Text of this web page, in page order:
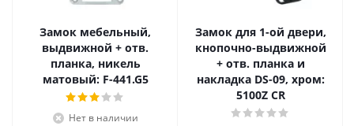
Замок мебельный,
выдвижной + отв.
планка, никель
матовый: F-441.G5
Нет в наличии
Замок для 1-ой двери,
кнопочно-выдвижной
+ отв. планка и
накладка DS-09, хром:
5100Z CR